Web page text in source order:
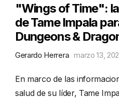
"Wings of Time":
de Tame Impala
Dungeons &
Gerardo Herrera marzo 13,
En marco de las
salud de su líder, Tame